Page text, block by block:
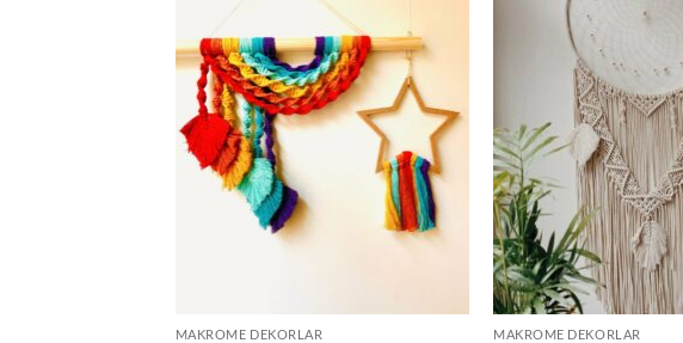
MAKROME DEKORLAR MAKROME DEKORLAR